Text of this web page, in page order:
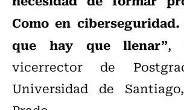
Como en
que hay que llenar”,
vicerrector de
Universidad de